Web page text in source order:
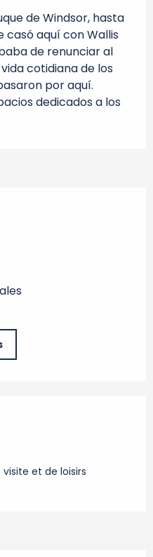
de Windsor, hasta
casó aquí con Wallis
de renunciar al
cotidiana de los
por aquí.
dedicados a los
et de loisirs